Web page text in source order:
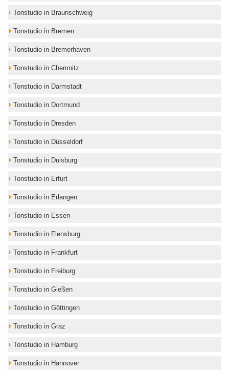
Tonstudio in Braunschweig
Tonstudio in Bremen
Tonstudio in Bremerhaven
Tonstudio in Chemnitz
Tonstudio in Darmstadt
Tonstudio in Dortmund
Tonstudio in Dresden
Tonstudio in Düsseldorf
Tonstudio in Duisburg
Tonstudio in Erfurt
Tonstudio in Erlangen
Tonstudio in Essen
Tonstudio in Flensburg
Tonstudio in Frankfurt
Tonstudio in Freiburg
Tonstudio in Gießen
Tonstudio in Göttingen
Tonstudio in Graz
Tonstudio in Hamburg
Tonstudio in Hannover